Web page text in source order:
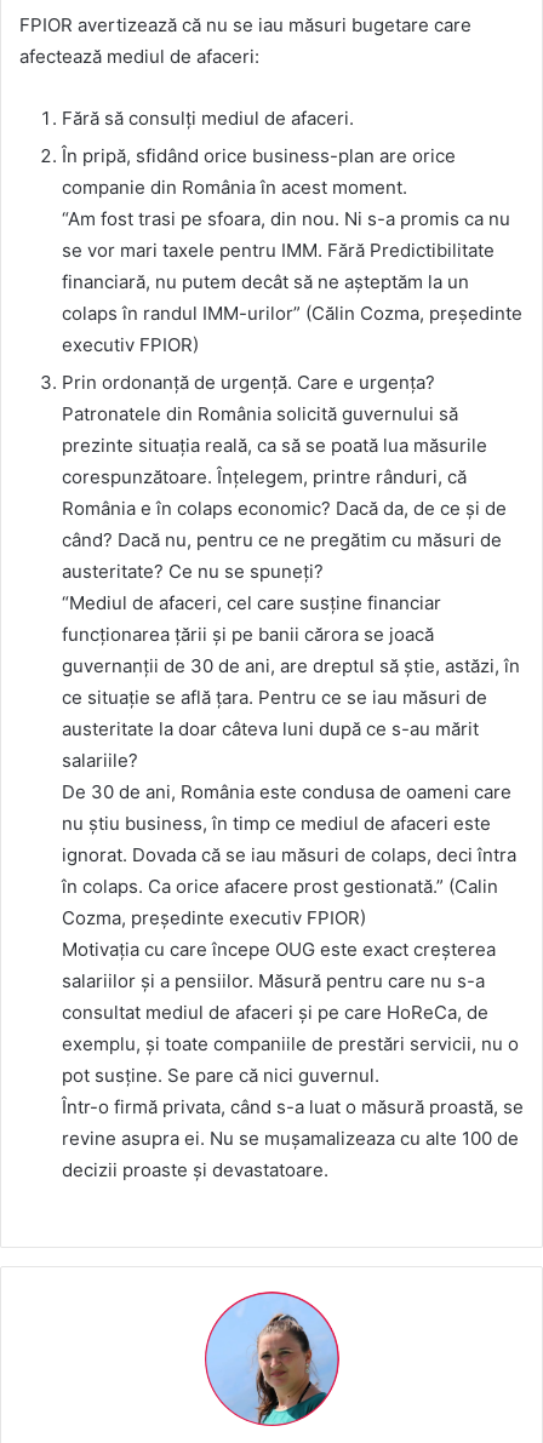
FPIOR avertizează că nu se iau măsuri bugetare care
afectează mediul de afaceri:
Fără să consulți mediul de afaceri.
În pripă, sfidând orice business-plan are orice
companie din România în acest moment.
“Am fost trasi pe sfoara, din nou. Ni s-a promis ca nu
se vor mari taxele pentru IMM. Fără Predictibilitate
financiară, nu putem decât să ne așteptăm la un
colaps în randul IMM-urilor” (Călin Cozma, președinte
executiv FPIOR)
Prin ordonanță de urgență. Care e urgența?
Patronatele din România solicită guvernului să
prezinte situația reală, ca să se poată lua măsurile
corespunzătoare. Înțelegem, printre rânduri, că
România e în colaps economic? Dacă da, de ce și de
când? Dacă nu, pentru ce ne pregătim cu măsuri de
austeritate? Ce nu se spuneți?
“Mediul de afaceri, cel care susține financiar
funcționarea țării și pe banii cărora se joacă
guvernanții de 30 de ani, are dreptul să știe, astăzi, în
ce situație se află țara. Pentru ce se iau măsuri de
austeritate la doar câteva luni după ce s-au mărit
salariile?
De 30 de ani, România este condusa de oameni care
nu știu business, în timp ce mediul de afaceri este
ignorat. Dovada că se iau măsuri de colaps, deci întra
în colaps. Ca orice afacere prost gestionată.” (Calin
Cozma, președinte executiv FPIOR)
Motivația cu care începe OUG este exact creșterea
salariilor și a pensiilor. Măsură pentru care nu s-a
consultat mediul de afaceri și pe care HoReCa, de
exemplu, și toate companiile de prestări servicii, nu o
pot susține. Se pare că nici guvernul.
Într-o firmă privata, când s-a luat o măsură proastă, se
revine asupra ei. Nu se mușamalizeaza cu alte 100 de
decizii proaste și devastatoare.